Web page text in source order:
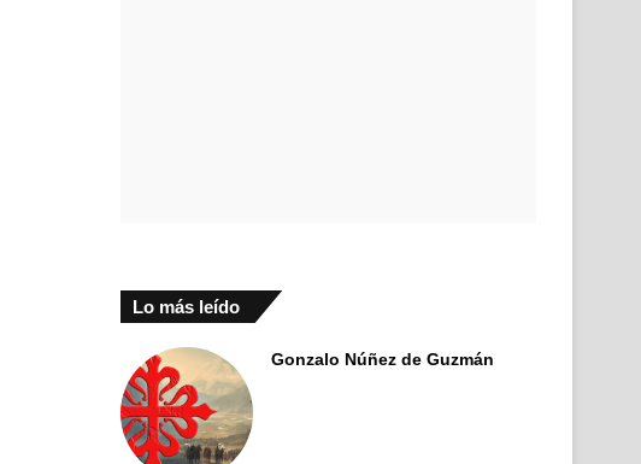
Lo más leído
Gonzalo Núñez de Guzmán